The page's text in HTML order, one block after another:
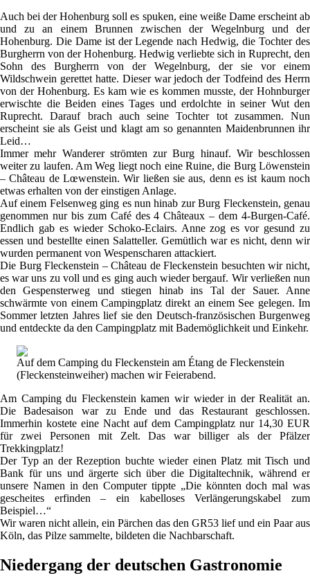
Auch bei der Hohenburg soll es spuken, eine weiße Dame erscheint ab
und zu an einem Brunnen zwischen der Wegelnburg und der
Hohenburg. Die Dame ist der Legende nach Hedwig, die Tochter des
Burgherrn von der Hohenburg. Hedwig verliebte sich in Ruprecht, den
Sohn des Burgherrn von der Wegelnburg, der sie vor einem
Wildschwein gerettet hatte. Dieser war jedoch der Todfeind des Herrn
von der Hohenburg. Es kam wie es kommen musste, der Hohnburger
erwischte die Beiden eines Tages und erdolchte in seiner Wut den
Ruprecht. Darauf brach auch seine Tochter tot zusammen. Nun
erscheint sie als Geist und klagt am so genannten Maidenbrunnen ihr
Leid…
Immer mehr Wanderer strömten zur Burg hinauf. Wir beschlossen
weiter zu laufen. Am Weg liegt noch eine Ruine, die Burg Löwenstein
– Château de Lœwenstein. Wir ließen sie aus, denn es ist kaum noch
etwas erhalten von der einstigen Anlage.
Auf einem Felsenweg ging es nun hinab zur Burg Fleckenstein, genau
genommen nur bis zum Café des 4 Châteaux – dem 4-Burgen-Café.
Endlich gab es wieder Schoko-Eclairs. Anne zog es vor gesund zu
essen und bestellte einen Salatteller. Gemütlich war es nicht, denn wir
wurden permanent von Wespenscharen attackiert.
Die Burg Fleckenstein – Château de Fleckenstein besuchten wir nicht,
es war uns zu voll und es ging auch wieder bergauf. Wir verließen nun
den Gespensterweg und stiegen hinab ins Tal der Sauer. Anne
schwärmte von einem Campingplatz direkt an einem See gelegen. Im
Sommer letzten Jahres lief sie den Deutsch-französischen Burgenweg
und entdeckte da den Campingplatz mit Bademöglichkeit und Einkehr.
Auf dem Camping du Fleckenstein am Étang de Fleckenstein
(Fleckensteinweiher) machen wir Feierabend.
Am Camping du Fleckenstein kamen wir wieder in der Realität an.
Die Badesaison war zu Ende und das Restaurant geschlossen.
Immerhin kostete eine Nacht auf dem Campingplatz nur 14,30 EUR
für zwei Personen mit Zelt. Das war billiger als der Pfälzer
Trekkingplatz!
Der Typ an der Rezeption buchte wieder einen Platz mit Tisch und
Bank für uns und ärgerte sich über die Digitaltechnik, während er
unsere Namen in den Computer tippte „Die könnten doch mal was
gescheites erfinden – ein kabelloses Verlängerungskabel zum
Beispiel…“
Wir waren nicht allein, ein Pärchen das den GR53 lief und ein Paar aus
Köln, das Pilze sammelte, bildeten die Nachbarschaft.
Niedergang der deutschen Gastronomie